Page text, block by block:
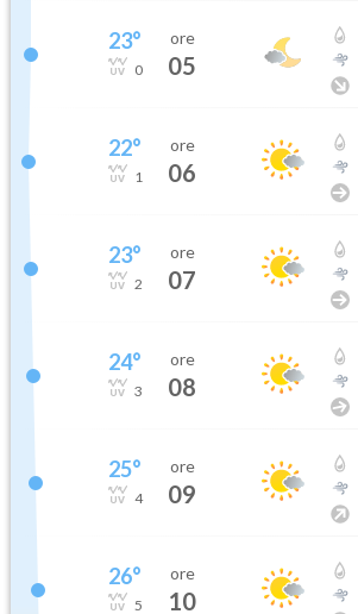
23°
0
ore
05
22°
1
ore
06
23°
2
ore
07
24°
3
ore
08
25°
4
ore
09
26°
5
ore
10